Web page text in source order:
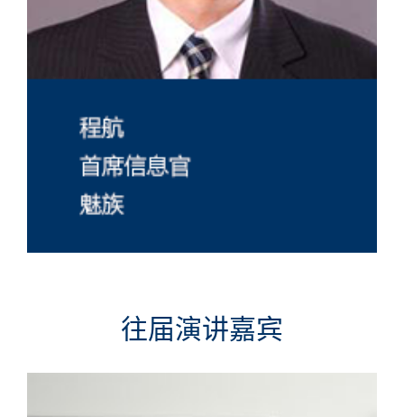
往届演讲嘉宾